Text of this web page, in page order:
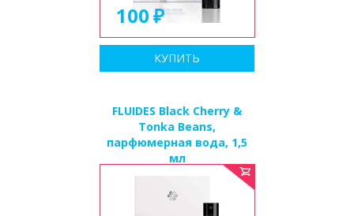
100
КУПИТЬ
FLUIDES Black Cherry &
Tonka Beans,
парфюмерная вода, 1,5
мл